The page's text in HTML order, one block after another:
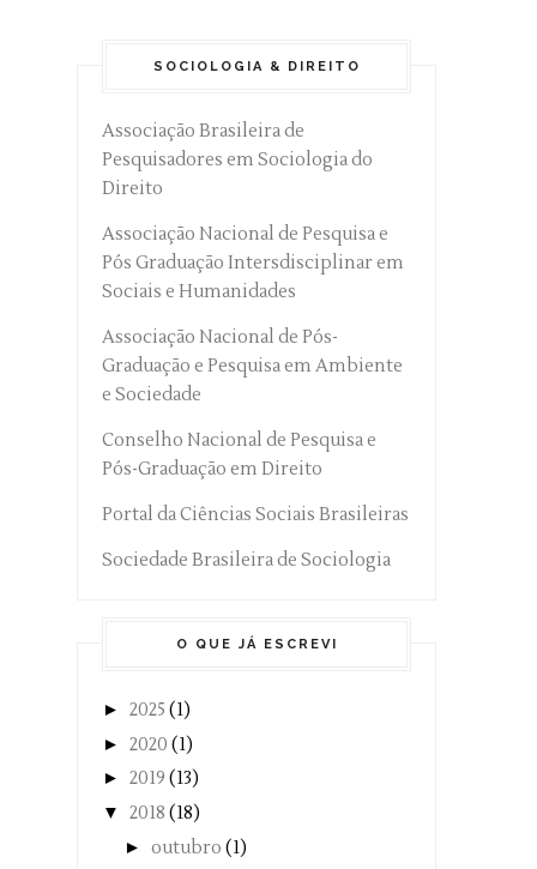
SOCIOLOGIA & DIREITO
Associação Brasileira de
Pesquisadores em Sociologia do
Direito
Associação Nacional de Pesquisa e
Pós Graduação Intersdisciplinar em
Sociais e Humanidades
Associação Nacional de Pós-
Graduação e Pesquisa em Ambiente
e Sociedade
Conselho Nacional de Pesquisa e
Pós-Graduação em Direito
Portal da Ciências Sociais Brasileiras
Sociedade Brasileira de Sociologia
O QUE JÁ ESCREVI
► 2025 (1)
► 2020 (1)
► 2019 (13)
▼ 2018 (18)
► outubro (1)